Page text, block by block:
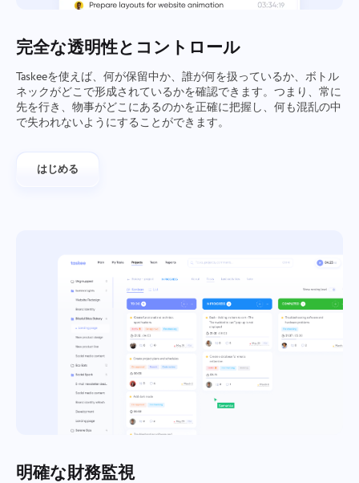
完全な透明性とコントロール
Taskeeを使えば、何が保留中か、誰が何を扱っているか、ボトル
ネックがどこで形成されているかを確認できます。つまり、常に
先を行き、物事がどこにあるのかを正確に把握し、何も混乱の中
で失われないようにすることができます。
はじめる
明確な財務監視